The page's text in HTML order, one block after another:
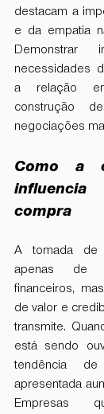
destacam a
e da empatia
Demonstrar
necessidades
a relação
construção
negociações
Como a
compra
A tomada de
apenas de
financeiros,
de valor e
transmite.
está sendo
tendência
apresentada
Empresas